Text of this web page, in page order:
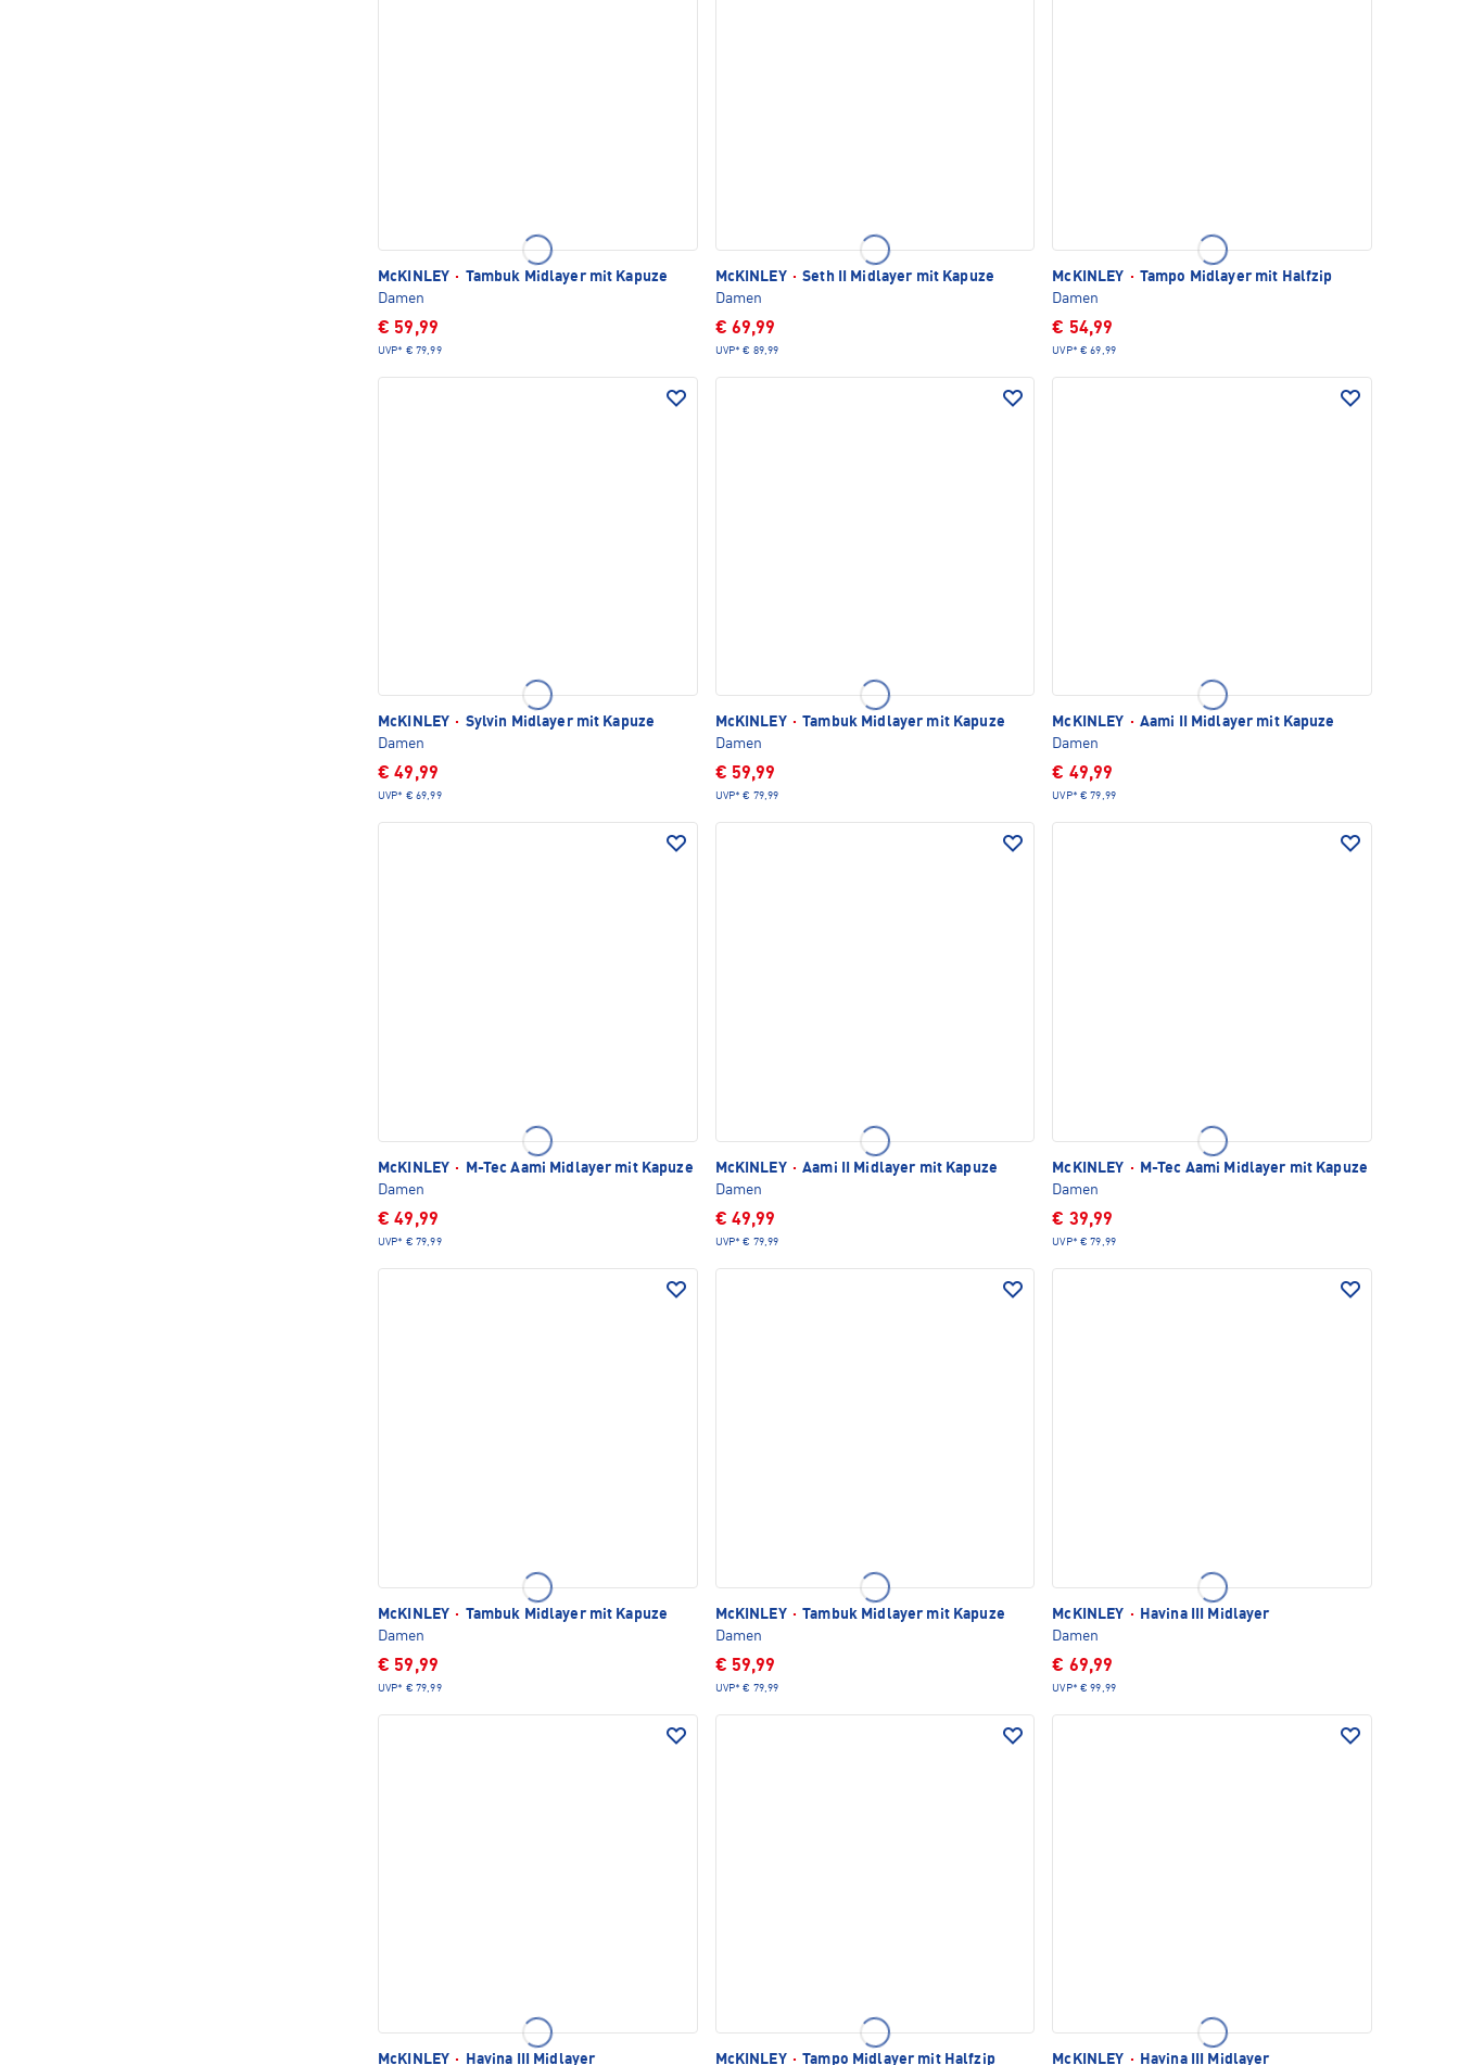
McKINLEY · Tambuk Midlayer mit Kapuze
Damen
€ 59,99
UVP* € 79,99
McKINLEY · Seth II Midlayer mit Kapuze
Damen
€ 69,99
UVP* € 89,99
McKINLEY · Tampo Midlayer mit Halfzip
Damen
€ 54,99
UVP* € 69,99
McKINLEY · Sylvin Midlayer mit Kapuze
Damen
€ 49,99
UVP* € 69,99
McKINLEY · Tambuk Midlayer mit Kapuze
Damen
€ 59,99
UVP* € 79,99
McKINLEY · Aami II Midlayer mit Kapuze
Damen
€ 49,99
UVP* € 79,99
McKINLEY ·
M-Tec Aami Midlayer mit Kapuze
Damen
€ 49,99
UVP* € 79,99
McKINLEY · Aami II Midlayer mit Kapuze
Damen
€ 49,99
UVP* € 79,99
McKINLEY ·
M-Tec Aami Midlayer mit Kapuze
Damen
€ 39,99
UVP* € 79,99
McKINLEY · Tambuk Midlayer mit Kapuze
Damen
€ 59,99
UVP* € 79,99
McKINLEY · Tambuk Midlayer mit Kapuze
Damen
€ 59,99
UVP* € 79,99
McKINLEY ·
Havina III Midlayer
Damen
€ 69,99
UVP* € 99,99
McKINLEY · Havina III Midlayer McKINLEY · Tampo Midlayer mit Halfzip McKINLEY · Havina III Midlayer